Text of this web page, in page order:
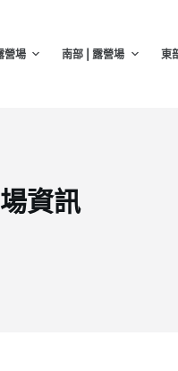
營場 南部 | 露營場 東
資訊